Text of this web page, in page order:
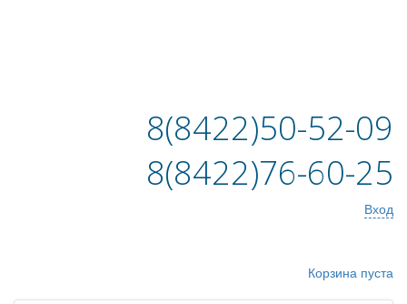
8(8422)50-52-09
8(8422)76-60-25
Вход
Корзина пуста